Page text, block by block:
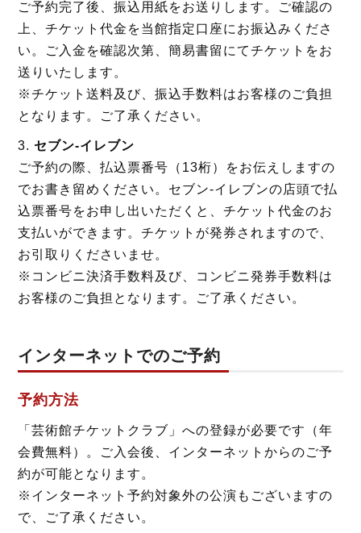
ご予約完了後、振込用紙をお送りします。ご確認の
上、チケット代金を当館指定口座にお振込みくださ
い。ご入金を確認次第、簡易書留にてチケットをお
送りいたします。
※チケット送料及び、振込手数料はお客様のご負担
となります。ご了承ください。
セブン‐イレブン
ご予約の際、払込票番号（13桁）をお伝えしますの
でお書き留めください。セブン-イレブンの店頭で払
込票番号をお申し出いただくと、チケット代金のお
支払いができます。チケットが発券されますので、
お引取りくださいませ。
※コンビニ決済手数料及び、コンビニ発券手数料は
お客様のご負担となります。ご了承ください。
インターネットでのご予約
予約方法
「芸術館チケットクラブ」への登録が必要です（年
会費無料）。ご入会後、インターネットからのご予
約が可能となります。
※インターネット予約対象外の公演もございますの
で、ご了承ください。